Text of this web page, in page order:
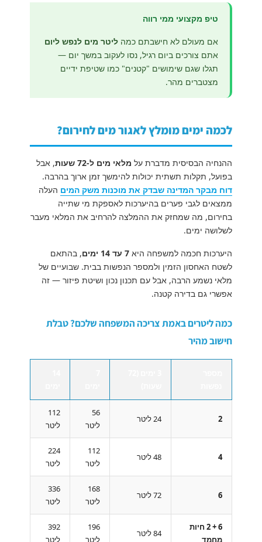
טיפ מקצועי ממי רווה
אם מעולם לא חישבתם כמה ליטר מים לנפש ליום
אתם צורכים ביום רגיל, נסו לעקוב במשך יום —
תגלו שגם שימושים "קטנים" כמו שטיפת ידיים
מצטברים מהר.
לכמה ימים מומלץ לאגור מים לחירום?
ההנחיה הבסיסית מדברת על מלאי מים ל-72 שעות
, אבל
בפועל, תקלות תשתית יכולות להימשך זמן ארוך בהרבה.
דוח מבקר המדינה שבדק את מוכנות משק המים העלה
ממצאים לגבי פערים בהיערכות לאספקת מי שתייה
בחירום, מה שמחזק את ההמלצה להרחיב את המלאי מעבר
לשלושה ימים.
היערכות חכמה למשפחה היא 7 עד 14 ימים
, בהתאם
לשטח האחסון הזמין ולמספר הנפשות בבית. שבועיים של
מלאי נשמע הרבה, אבל עם תכנון נכון ושיטת פיזור — זה
אפשרי גם בדירה קטנה.
כמה ליטרים באמת צריכה המשפחה שלכם? טבלת
חישוב מהיר
2 24 ליטר
56
ליטר
112
ליטר
4 48 ליטר
112
ליטר
224
ליטר
6 72 ליטר
168
ליטר
336
ליטר
6 + 2 חיות
מחמד
84 ליטר
196
ליטר
392
ליטר